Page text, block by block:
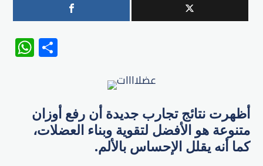
WhatsApp
أظهرت نتائج تجارب جديدة أن رفع أوزان
متنوعة هو الأفضل لتقوية وبناء العضلات،
كما أنه يقلل الإحساس بالألم.